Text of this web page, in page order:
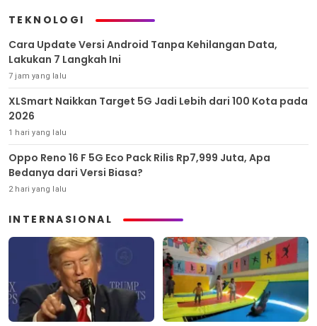
TEKNOLOGI
Cara Update Versi Android Tanpa Kehilangan Data,
Lakukan 7 Langkah Ini
7 jam yang lalu
XLSmart Naikkan Target 5G Jadi Lebih dari 100 Kota pada
2026
1 hari yang lalu
Oppo Reno 16 F 5G Eco Pack Rilis Rp7,999 Juta, Apa
Bedanya dari Versi Biasa?
2 hari yang lalu
INTERNASIONAL